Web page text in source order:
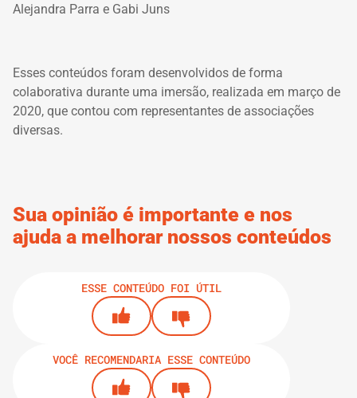
Alejandra Parra e Gabi Juns
Esses conteúdos foram desenvolvidos de forma
colaborativa durante uma imersão, realizada em março de
2020, que contou com representantes de associações
diversas.
Sua opinião é importante e nos
ajuda a melhorar nossos conteúdos
ESSE CONTEÚDO FOI ÚTIL
VOCÊ RECOMENDARIA ESSE CONTEÚDO